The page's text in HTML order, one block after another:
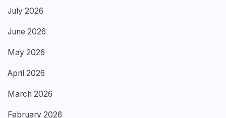
July 2026
June 2026
May 2026
April 2026
March 2026
February 2026